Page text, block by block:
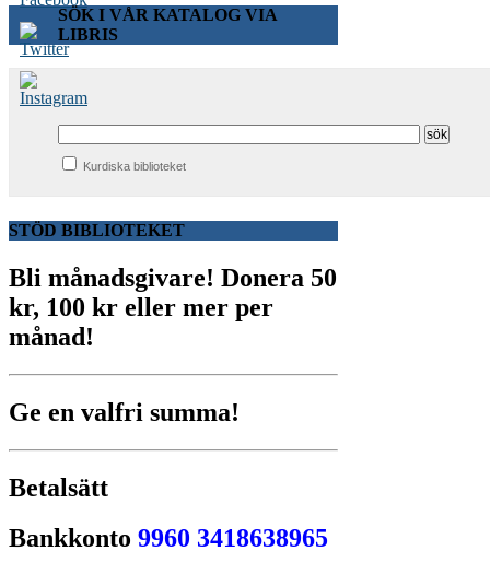
SÖK I VÅR KATALOG VIA
LIBRIS
Kurdiska biblioteket
STÖD BIBLIOTEKET
Bli månadsgivare! Donera 50
kr, 100 kr eller mer per
månad!
Ge en valfri summa!
Betalsätt
Bankkonto 9960 3418638965